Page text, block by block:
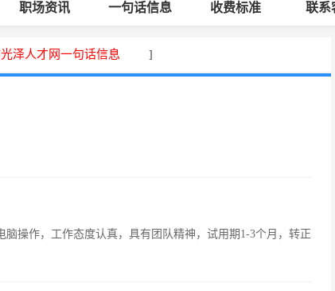
职场资讯 一句话信息 收费标准 联系
泽人才网一句话信息 ]
操作，工作态度认真，具有团队精神，试用期1-3个月，转正